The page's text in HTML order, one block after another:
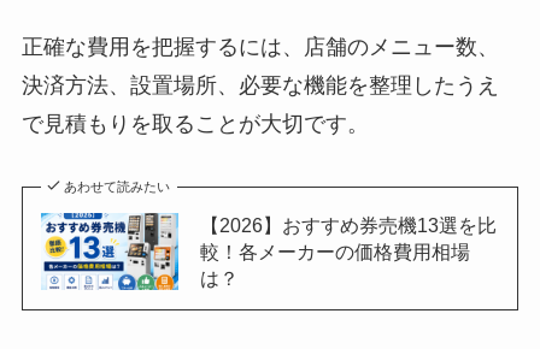
正確な費用を把握するには、店舗のメニュー数、
決済方法、設置場所、必要な機能を整理したうえ
で見積もりを取ることが大切です。
あわせて読みたい
【2026】おすすめ券売機13選を比
較！各メーカーの価格費用相場
は？